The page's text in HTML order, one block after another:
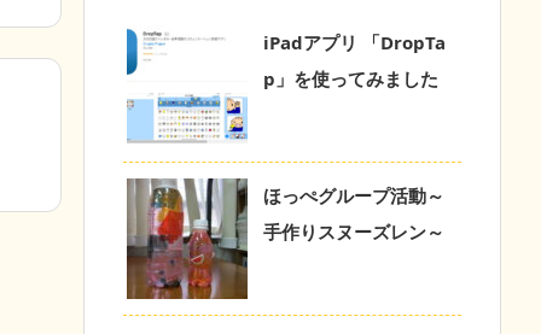
iPadアプリ 「DropTa
p」を使ってみました
ほっぺグループ活動～
手作りスヌーズレン～